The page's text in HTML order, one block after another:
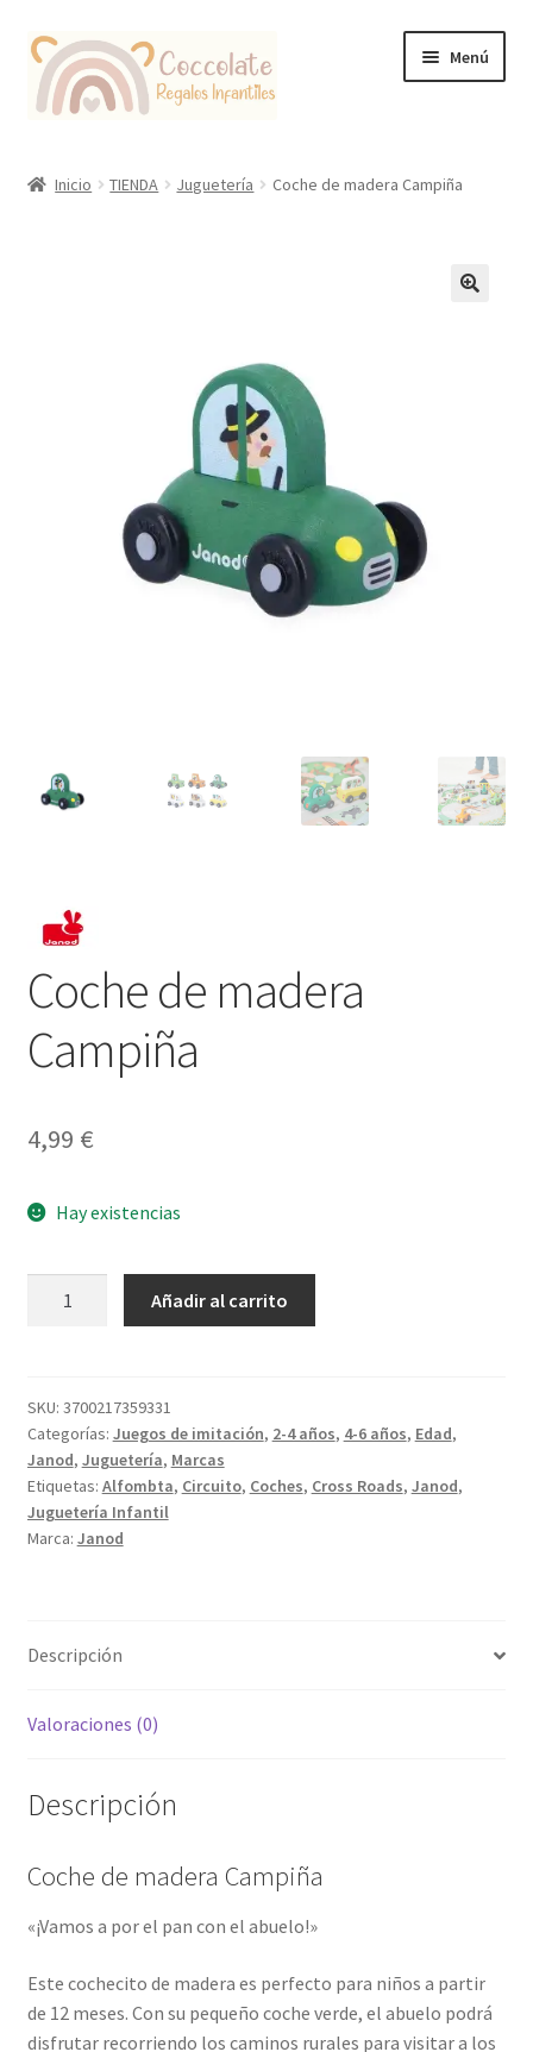
Ir
la
Ir
contenido
Menú
Inicio TIENDA Juguetería Coche de madera Campiña
Coche de madera
Campiña
4,99 €
Hay existencias
cantidad
Añadir al carrito
SKU: 3700217359331
Categorías: Juegos de imitación, 2-4 años, 4-6 años, Edad,
Janod, Juguetería, Marcas
Etiquetas: Alfombta, Circuito, Coches, Cross Roads, Janod,
Juguetería Infantil
Marca: Janod
Descripción
Valoraciones (0)
Descripción
Coche de madera Campiña
«¡Vamos a por el pan con el abuelo!»
Este cochecito de madera es perfecto para niños a partir
de 12 meses. Con su pequeño coche verde, el abuelo podrá
disfrutar recorriendo los caminos rurales para visitar a los